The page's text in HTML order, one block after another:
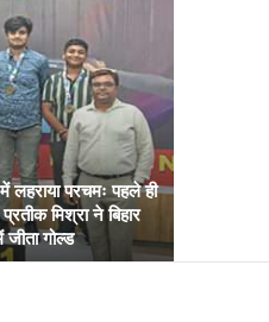
परचमः पहले ही
मिश्रा ने बिहार
गोल्ड